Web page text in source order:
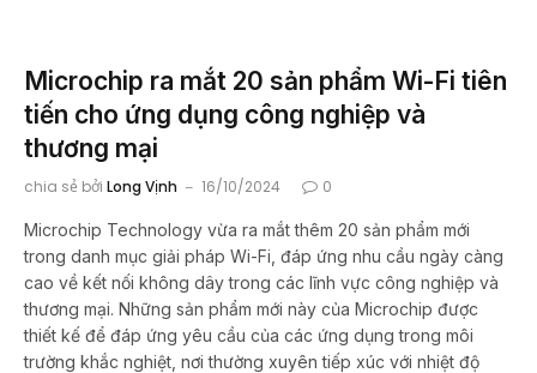
Microchip ra mắt 20 sản phẩm Wi-Fi tiên
tiến cho ứng dụng công nghiệp và
thương mại
chia sẻ bởi Long Vịnh 16/10/2024 0
Microchip Technology vừa ra mắt thêm 20 sản phẩm mới
trong danh mục giải pháp Wi-Fi, đáp ứng nhu cầu ngày càng
cao về kết nối không dây trong các lĩnh vực công nghiệp và
thương mại. Những sản phẩm mới này của Microchip được
thiết kế để đáp ứng yêu cầu của các ứng dụng trong môi
trường khắc nghiệt, nơi thường xuyên tiếp xúc với nhiệt độ